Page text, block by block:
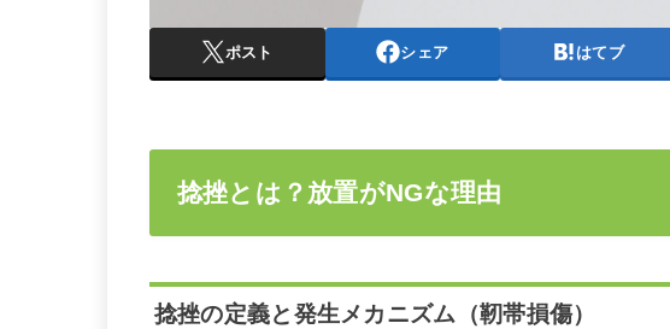
ポスト シェア はてブ
捻挫とは？放置がNGな理由
捻挫の定義と発生メカニズム（靭帯損傷）